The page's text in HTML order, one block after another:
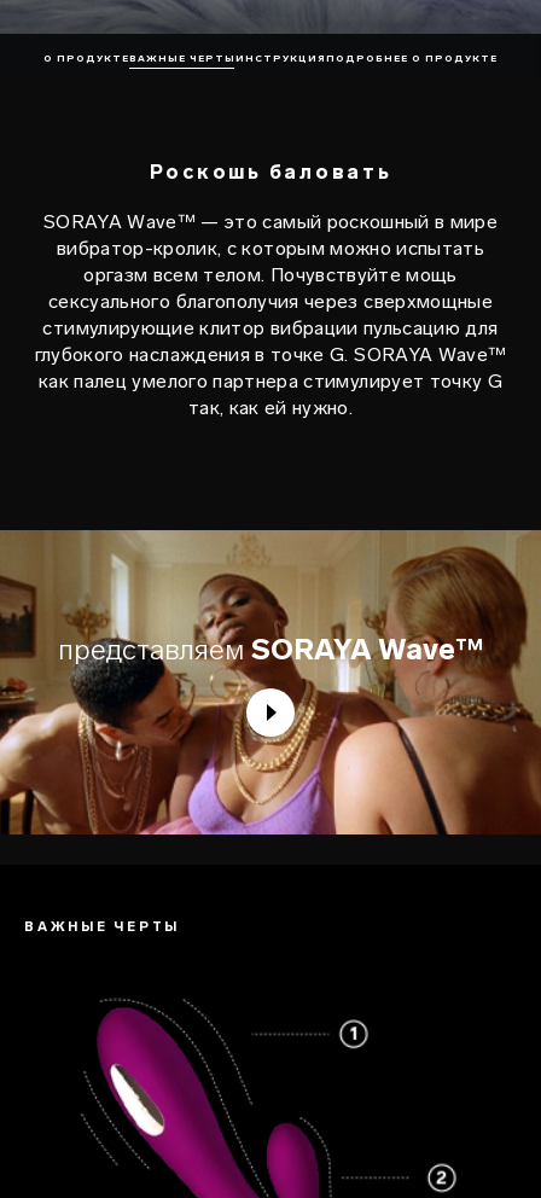
О ПРОДУКТЕВАЖНЫЕ ЧЕРТЫ ИНСТРУКЦИЯ ПОДРОБНЕЕ О ПРОДУКТЕ
Роскошь баловать
SORAYA Wave™ — это самый роскошный в мире
вибратор-кролик, с которым можно испытать
оргазм всем телом. Почувствуйте мощь
сексуального благополучия через сверхмощные
стимулирующие клитор вибрации пульсацию для
глубокого наслаждения в точке G. SORAYA Wave™
как палец умелого партнера стимулирует точку G
так, как ей нужно.
представляемSORAYA Wave™
ВАЖНЫЕ ЧЕРТЫ